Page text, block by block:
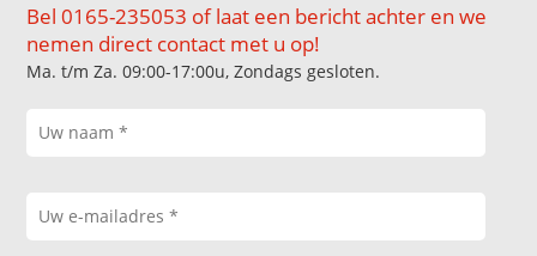
Bel 0165-235053 of laat een bericht achter en we
nemen direct contact met u op!
Ma. t/m Za. 09:00-17:00u, Zondags gesloten.